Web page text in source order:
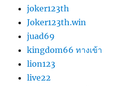
joker123th
Joker123th.win
juad69
kingdom66 ทางเข้า
lion123
live22